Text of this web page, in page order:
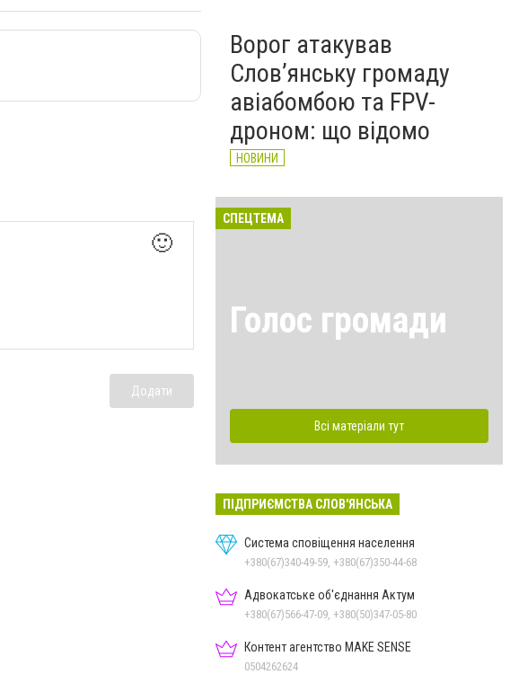
🙂
Додати
Ворог атакував
Слов’янську громаду
авіабомбою та FPV-
дроном: що відомо
НОВИНИ
СПЕЦТЕМА
Голос громади
Всі матеріали тут
ПІДПРИЄМСТВА СЛОВ'ЯНСЬКА
Система сповіщення населення
+380(67)340-49-59, +380(67)350-44-68
Адвокатське об'єднання Актум
+380(67)566-47-09, +380(50)347-05-80
Контент агентство MAKE SENSE
0504262624